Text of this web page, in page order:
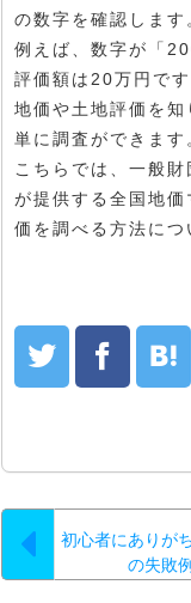
の数字を確認します
例えば、数字が「
評価額は20万円です
地価や土地評価を
単に調査ができます
こちらでは、一般
が提供する全国地
価を調べる方法につ
初心者にありが
の失敗例